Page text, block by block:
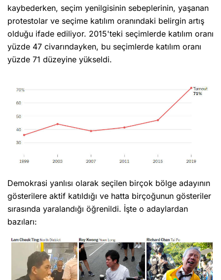
kaybederken, seçim yenilgisinin sebeplerinin, yaşanan
protestolar ve seçime katılım oranındaki belirgin artış
olduğu ifade ediliyor. 2015'teki seçimlerde katılım oranı
yüzde 47 civarındayken, bu seçimlerde katılım oranı
yüzde 71 düzeyine yükseldi.
Demokrasi yanlısı olarak seçilen birçok bölge adayının
gösterilere aktif katıldığı ve hatta birçoğunun gösteriler
sırasında yaralandığı öğrenildi. İşte o adaylardan
bazıları: